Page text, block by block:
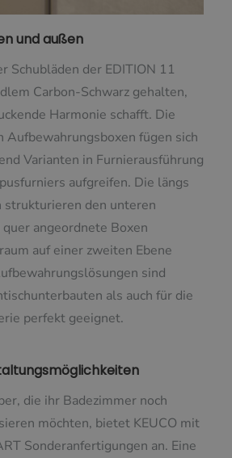
und außen
Schubläden der EDITION 11
Carbon-Schwarz gehalten,
Harmonie schafft. Die
Aufbewahrungsboxen fügen sich
Varianten in Furnierausführung
aufgreifen. Die längs
strukturieren den unteren
angeordnete Boxen
auf einer zweiten Ebene
sind
als auch für die
perfekt geeignet.
die ihr Badezimmer noch
möchten, bietet KEUCO mit
Sonderanfertigungen an. Eine